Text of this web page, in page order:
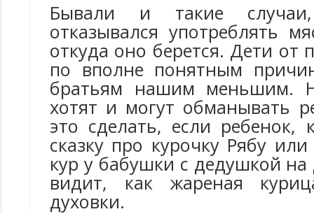
Бывали и такие
отказывался употреблять
откуда оно берется. Дети
по вполне понятным
братьям нашим меньшим.
хотят и могут обманывать
это сделать, если ребенок,
сказку про курочку Рябу
кур у бабушки с дедушкой
видит, как жареная
духовки.